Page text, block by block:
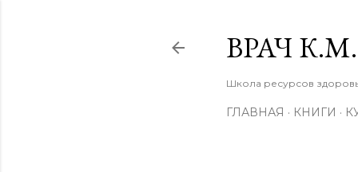
ВРАЧ
Школа ресурсов
ГЛАВНАЯ КНИГИ